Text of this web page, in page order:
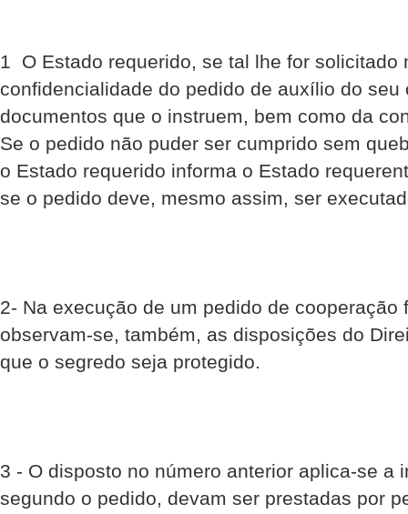
1  O Estado requerido, se tal lhe for solicitado
confidencialidade do pedido de auxílio do seu
documentos que o instruem, bem como da
Se o pedido não puder ser cumprido sem
o Estado requerido informa o Estado
se o pedido deve, mesmo assim, ser
2- Na execução de um pedido de cooperação
observam-se, também, as disposições do
que o segredo seja protegido.
3 - O disposto no número anterior aplica-se a
segundo o pedido, devam ser prestadas por